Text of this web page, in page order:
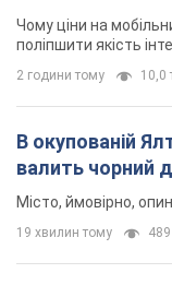
Чому ціни на
поліпшити якість
2 години тому 10,0
В окупованій
валить чорний
Місто, ймовірно,
19 хвилин тому 489